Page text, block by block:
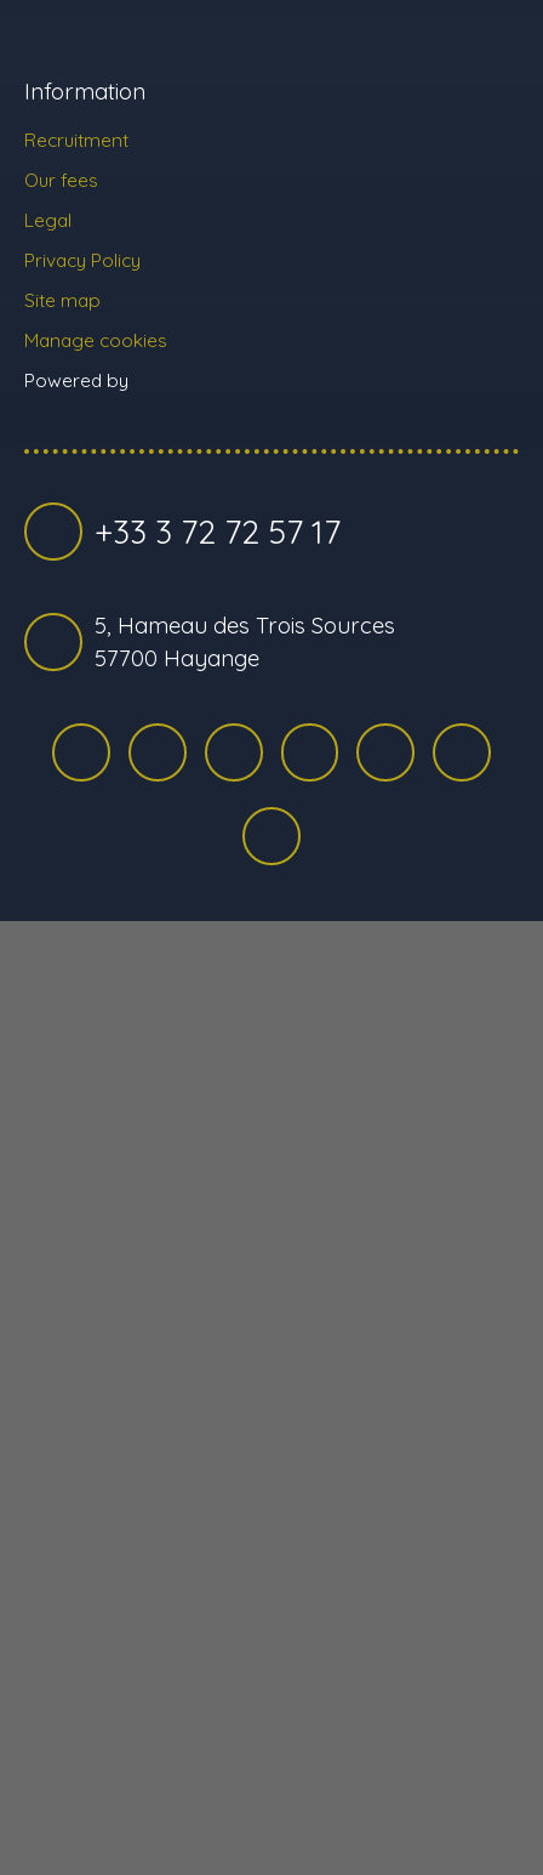
Information
Recruitment
Our fees
Legal
Privacy Policy
Site map
Manage cookies
Powered by
+33 3 72 72 57 17
5, Hameau des Trois Sources
57700 Hayange